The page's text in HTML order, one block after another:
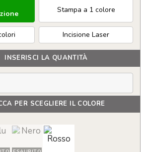
Stampa a 1 colore
Incisione Laser
INSERISCI LA QUANTITÀ
PER SCEGLIERE IL COLORE